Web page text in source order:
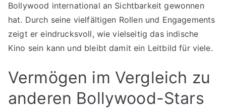
Bollywood international an Sichtbarkeit gewonnen
hat. Durch seine vielfältigen Rollen und Engagements
zeigt er eindrucksvoll, wie vielseitig das indische
Kino sein kann und bleibt damit ein Leitbild für viele.
Vermögen im Vergleich zu
anderen Bollywood-Stars